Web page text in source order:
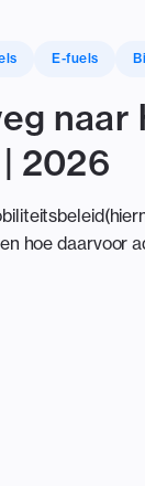
E-fuels
2026
hoe daarvoor